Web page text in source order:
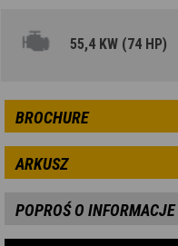
55,4 KW (74 HP)
BROCHURE
ARKUSZ
POPROŚ O INFORMACJE